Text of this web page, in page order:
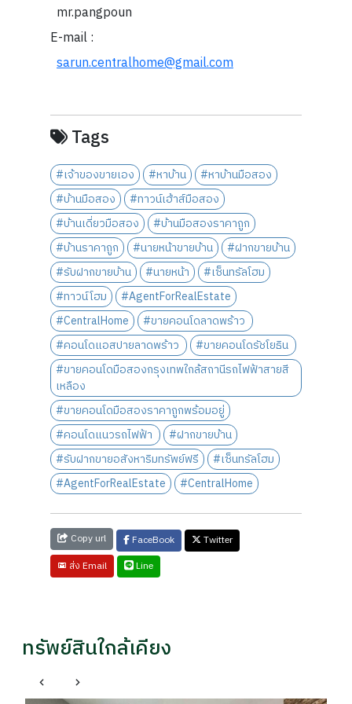
mr.pangpoun
E-mail :
sarun.centralhome@gmail.com
Tags
#เจ้าของขายเอง #หาบ้าน
#หาบ้านมือสอง
#บ้านมือสอง
#ทาวน์เฮ้าส์มือสอง
#บ้านเดี่ยวมือสอง
#บ้านมือสองราคาถูก
#บ้านราคาถูก
#นายหน้าขายบ้าน
#ฝากขายบ้าน
#รับฝากขายบ้าน
#นายหน้า
#เซ็นทรัลโฮม
#ทาวน์โฮม
#AgentForRealEstate
#CentralHome
#ขายคอนโดลาดพร้าว
#คอนโดแอสปายลาดพร้าว
#ขายคอนโดรัชโยธิน
#ขายคอนโดมือสองกรุงเทพใกล้สถานีรถไฟฟ้าสายสี
เหลือง
#ขายคอนโดมือสองราคาถูกพร้อมอยู่
#คอนโดแนวรถไฟฟ้า
#ฝากขายบ้าน
#รับฝากขายอสังหาริมทรัพย์ฟรี
#เซ็นทรัลโฮม
#AgentForRealEstate
#CentralHome
Copy url FaceBook
Twitter
ส่ง Email
Line
ทรัพย์สินใกล้เคียง